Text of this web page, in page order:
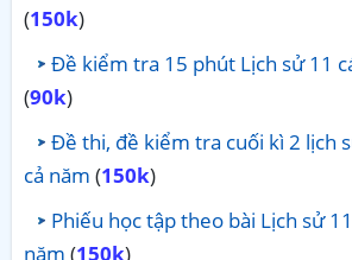
(150k)
Đề kiểm tra 15 phút Lịch sử 11
(90k)
Đề thi, đề kiểm tra cuối kì 2 lịch
cả năm (150k)
Phiếu học tập theo bài Lịch sử
năm (150k)